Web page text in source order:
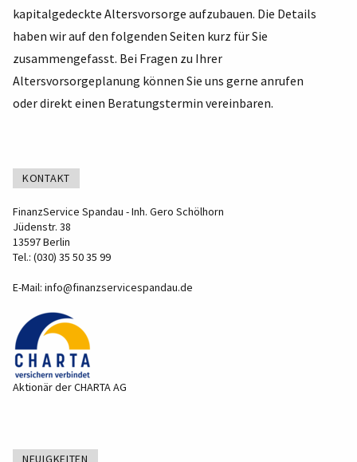
kapitalgedeckte Altersvorsorge aufzubauen. Die Details
haben wir auf den folgenden Seiten kurz für Sie
zusammengefasst. Bei Fragen zu Ihrer
Altersvorsorgeplanung können Sie uns gerne anrufen
oder direkt einen Beratungstermin vereinbaren.
KONTAKT
FinanzService Spandau - Inh. Gero Schölhorn
Jüdenstr. 38
13597 Berlin
Tel.: (030) 35 50 35 99
E-Mail: info@finanzservicespandau.de
Aktionär der CHARTA AG
NEUIGKEITEN